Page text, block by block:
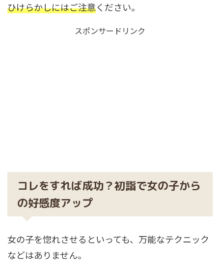
ひけらかしにはご注意ください。
スポンサードリンク
コレをすれば成功？初詣で女の子から
の好感度アップ
女の子を惚れさせるといっても、万能なテクニック
などはありません。